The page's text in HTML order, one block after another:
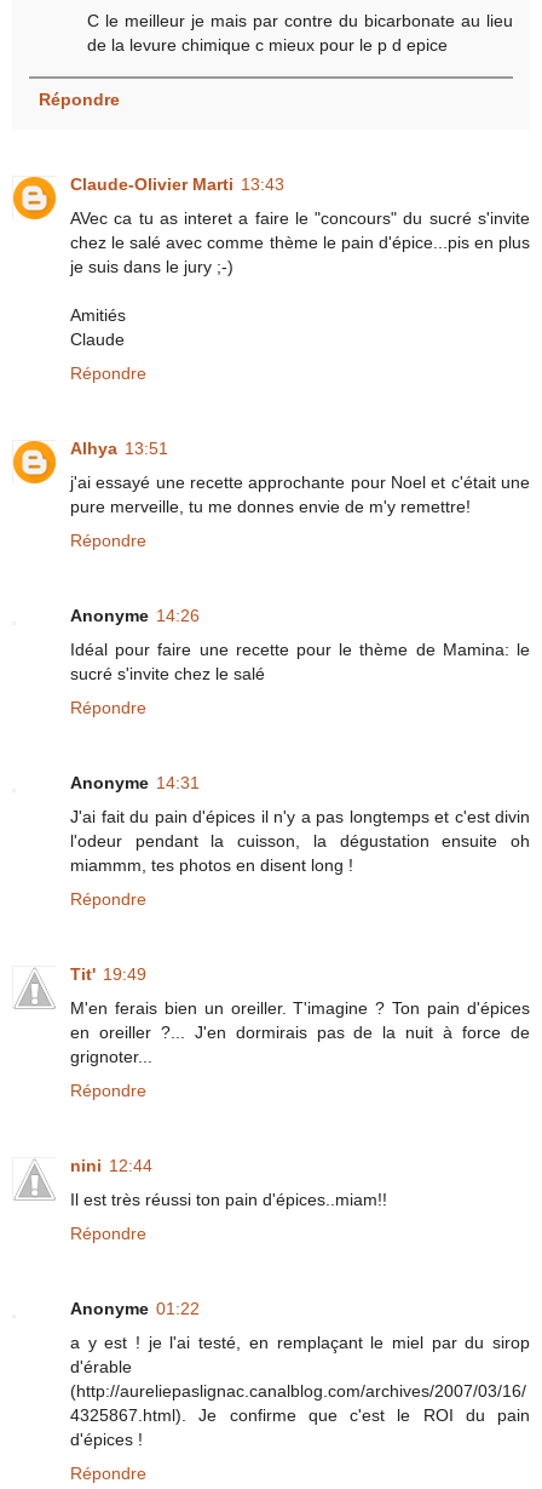
C le meilleur je mais par contre du bicarbonate au lieu
de la levure chimique c mieux pour le p d epice
Répondre
Claude-Olivier Marti 13:43
AVec ca tu as interet a faire le "concours" du sucré s'invite
chez le salé avec comme thème le pain d'épice...pis en plus
je suis dans le jury ;-)
Amitiés
Claude
Répondre
Alhya 13:51
j'ai essayé une recette approchante pour Noel et c'était une
pure merveille, tu me donnes envie de m'y remettre!
Répondre
Anonyme 14:26
Idéal pour faire une recette pour le thème de Mamina: le
sucré s'invite chez le salé
Répondre
Anonyme 14:31
J'ai fait du pain d'épices il n'y a pas longtemps et c'est divin
l'odeur pendant la cuisson, la dégustation ensuite oh
miammm, tes photos en disent long !
Répondre
Tit' 19:49
M'en ferais bien un oreiller. T'imagine ? Ton pain d'épices
en oreiller ?... J'en dormirais pas de la nuit à force de
grignoter...
Répondre
nini 12:44
Il est très réussi ton pain d'épices..miam!!
Répondre
Anonyme 01:22
a y est ! je l'ai testé, en remplaçant le miel par du sirop
d'érable
(http://aureliepaslignac.canalblog.com/archives/2007/03/16/
4325867.html). Je confirme que c'est le ROI du pain
d'épices !
Répondre